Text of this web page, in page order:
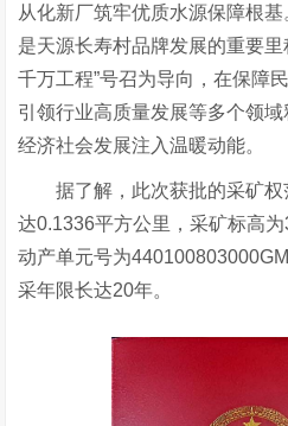
从化新厂筑牢优质水源保障根
是天源长寿村品牌发展的重要
千万工程”号召为导向，在保障
引领行业高质量发展等多个领
经济社会发展注入温暖动能。
据了解，此次获批的采矿
达0.1336平方公里，采矿标高
动产单元号为
采年限长达20年。